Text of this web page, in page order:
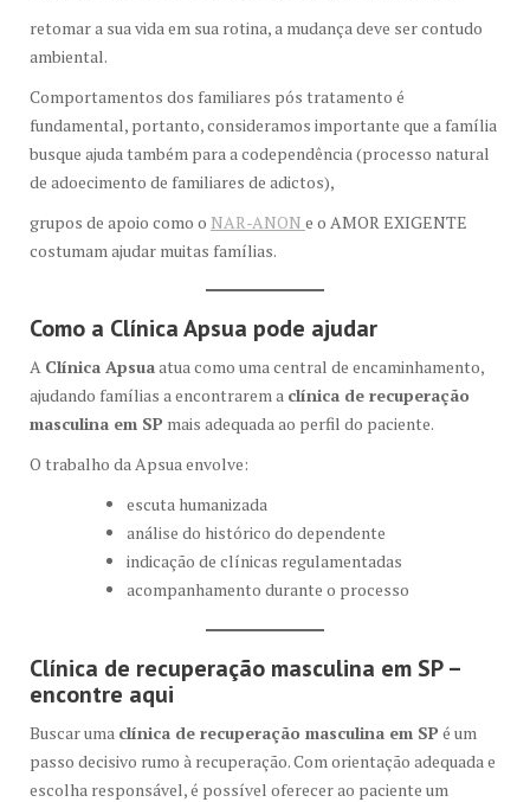
retomar a sua vida em sua rotina, a mudança deve ser contudo
ambiental.
Comportamentos dos familiares pós tratamento é
fundamental, portanto, consideramos importante que a família
busque ajuda também para a codependência (processo natural
de adoecimento de familiares de adictos),
grupos de apoio como o NAR-ANON e o AMOR EXIGENTE
costumam ajudar muitas famílias.
Como a Clínica Apsua pode ajudar
A Clínica Apsuaatua como uma central de encaminhamento,
ajudando famílias a encontrarem a clínica de recuperação
masculina em SP mais adequada ao perfil do paciente.
O trabalho da Apsua envolve:
escuta humanizada
análise do histórico do dependente
indicação de clínicas regulamentadas
acompanhamento durante o processo
Clínica de recuperação masculina em SP –
encontre aqui
Buscar uma clínica de recuperação masculina em SP é um
passo decisivo rumo à recuperação. Com orientação adequada e
escolha responsável, é possível oferecer ao paciente um